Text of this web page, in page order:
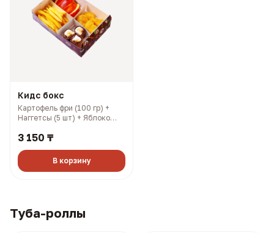
Кидс бокс
Картофель фри (100 гр) +
Наггетсы (5 шт) + Яблоко
ролл (3 шт) (376 гр, 1040
3 150 ₸
В корзину
Туба-роллы